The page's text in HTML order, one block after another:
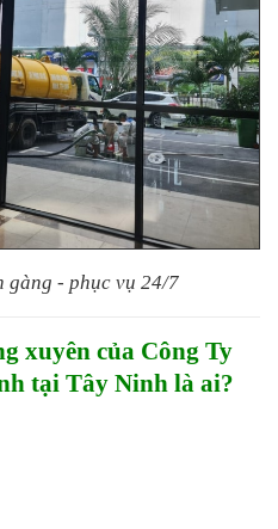
gàng - phục vụ 24/7
xuyên của Công Ty
tại Tây Ninh là ai?